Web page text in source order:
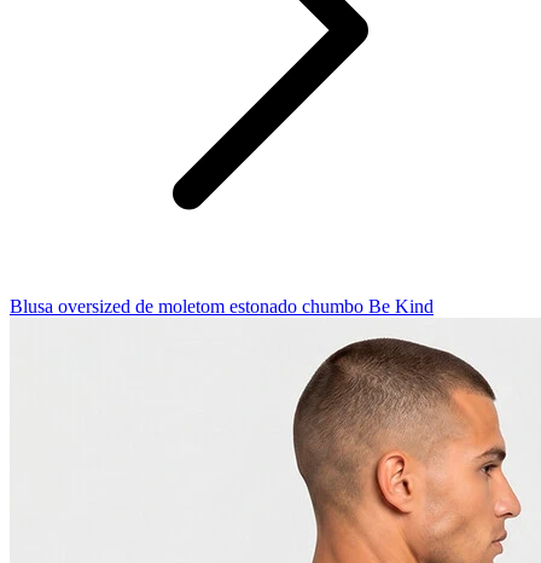
Blusa oversized de moletom estonado chumbo Be Kind